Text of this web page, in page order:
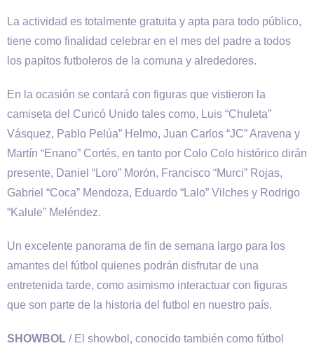
La actividad es totalmente gratuita y apta para todo público,
tiene como finalidad celebrar en el mes del padre a todos
los papitos futboleros de la comuna y alrededores.
En la ocasión se contará con figuras que vistieron la
camiseta del Curicó Unido tales como, Luis “Chuleta”
Vásquez, Pablo Pelúa” Helmo, Juan Carlos “JC” Aravena y
Martín “Enano” Cortés, en tanto por Colo Colo histórico dirán
presente, Daniel “Loro” Morón, Francisco “Murci” Rojas,
Gabriel “Coca” Mendoza, Eduardo “Lalo” Vilches y Rodrigo
“Kalule” Meléndez.
Un excelente panorama de fin de semana largo para los
amantes del fútbol quienes podrán disfrutar de una
entretenida tarde, como asimismo interactuar con figuras
que son parte de la historia del futbol en nuestro país.
SHOWBOL / El showbol, conocido también como fútbol